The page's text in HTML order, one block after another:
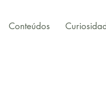
Conteúdos